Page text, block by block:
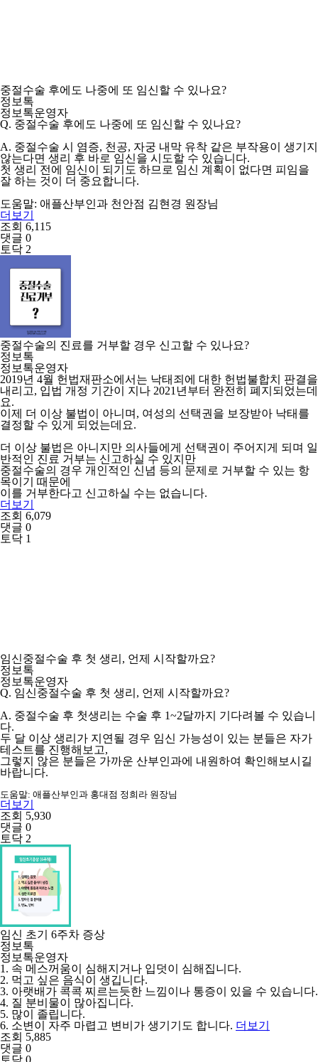
중절수술 후에도 나중에 또 임신할 수 있나요?
정보톡
정보톡운영자
Q. 중절수술 후에도 나중에 또 임신할 수 있나요?
A. 중절수술 시 염증, 천공, 자궁 내막 유착 같은 부작용이 생기지
않는다면 생리 후 바로 임신을 시도할 수 있습니다.
첫 생리 전에 임신이 되기도 하므로 임신 계획이 없다면 피임을
잘 하는 것이 더 중요합니다.
도움말: 애플산부인과 천안점 김현경 원장님
더보기
조회 6,115
댓글 0
토닥 2
중절수술의 진료를 거부할 경우 신고할 수 있나요?
정보톡
정보톡운영자
2019년 4월 헌법재판소에서는 낙태죄에 대한 헌법불합치 판결을
내리고, 입법 개정 기간이 지나 2021년부터 완전히 폐지되었는데
요.
이제 더 이상 불법이 아니며, 여성의 선택권을 보장받아 낙태를
결정할 수 있게 되었는데요.
더 이상 불법은 아니지만 의사들에게 선택권이 주어지게 되며 일
반적인 진료 거부는 신고하실 수 있지만
중절수술의 경우 개인적인 신념 등의 문제로 거부할 수 있는 항
목이기 때문에
이를 거부한다고 신고하실 수는 없습니다.
더보기
조회 6,079
댓글 0
토닥 1
임신중절수술 후 첫 생리, 언제 시작할까요?
정보톡
정보톡운영자
Q. 임신중절수술 후 첫 생리, 언제 시작할까요?
A. 중절수술 후 첫생리는 수술 후 1~2달까지 기다려볼 수 있습니
다.
두 달 이상 생리가 지연될 경우 임신 가능성이 있는 분들은 자가
테스트를 진행해보고,
그렇지 않은 분들은 가까운 산부인과에 내원하여 확인해보시길
바랍니다.
도움말: 애플산부인과 홍대점 정희라 원장님
더보기
조회 5,930
댓글 0
토닥 2
임신 초기 6주차 증상
정보톡
정보톡운영자
1. 속 메스꺼움이 심해지거나 입덧이 심해집니다.
2. 먹고 싶은 음식이 생깁니다.
3. 아랫배가 콕콕 찌르는듯한 느낌이나 통증이 있을 수 있습니다.
4. 질 분비물이 많아집니다.
5. 많이 졸립니다.
6. 소변이 자주 마렵고 변비가 생기기도 합니다. 더보기
조회 5,885
댓글 0